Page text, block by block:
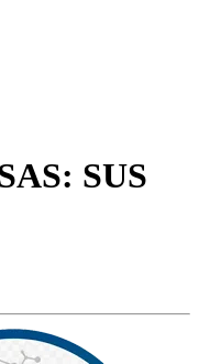
SUS